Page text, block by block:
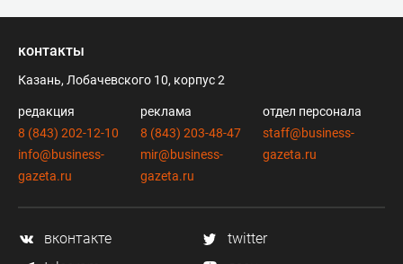
контакты
Казань, Лобачевского 10, корпус 2
редакция
8 (843) 202-12-10
info@business-
gazeta.ru
реклама
8 (843) 203-48-47
mir@business-
gazeta.ru
отдел персонала
staff@business-
gazeta.ru
вконтакте
twitter